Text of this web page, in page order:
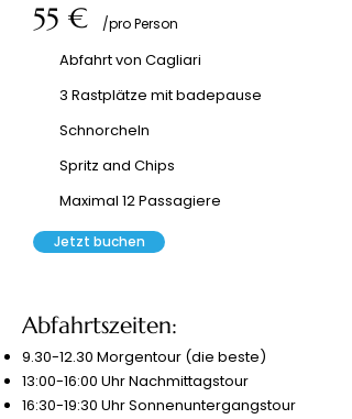
55 € /pro Person
Abfahrt von Cagliari
3 Rastplätze mit badepause
Schnorcheln
Spritz and Chips
Maximal 12 Passagiere
Jetzt buchen
Abfahrtszeiten:
9.30-12.30 Morgentour (die beste)
13:00-16:00 Uhr Nachmittagstour
16:30-19:30 Uhr Sonnenuntergangstour